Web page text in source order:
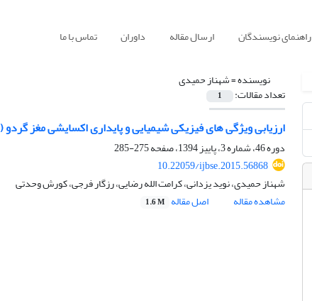
راهنمای نویسندگان ارسال مقاله داوران تماس با ما
نویسنده =شهناز حمیدی
تعداد مقالات: 1
‌ارزیابی ویژگی های فیزیکی شیمیایی و پایداری اکسایشی مغز گردو (Juglan regia L.) با رنگ های زرد، کهربایی و قهوه ای
دوره 46، شماره 3، پاییز 1394، صفحه
275-285
10.22059/ijbse.2015.56868
شهناز حمیدی، نوید یزدانی، کرامت الله رضایی، رزگار فرجی، کورش وحدتی
مشاهده مقاله
اصل مقاله 1.6 M